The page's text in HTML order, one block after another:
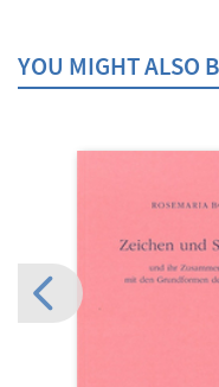
YOU MIGHT ALSO